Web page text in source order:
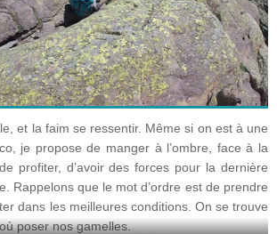
et la faim se ressentir. Même si on est à une
je propose de manger à l’ombre, face à la
profiter, d’avoir des forces pour la dernière
Rappelons que le mot d’ordre est de prendre
dans les meilleures conditions. On se trouve
poser nos gamelles.